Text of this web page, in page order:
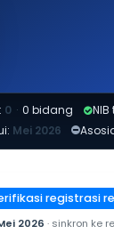
0 · 0 bidang
NIB
Mei 2026
registrasi
2026 · sinkron ke